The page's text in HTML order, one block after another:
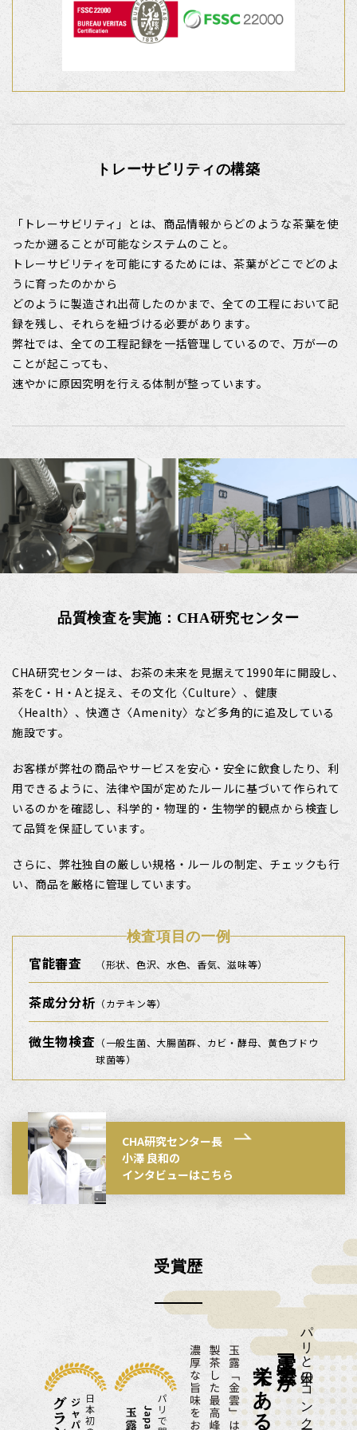
トレーサビリティの構築
「トレーサビリティ」とは、商品情報からどのような茶葉を使
ったか遡ることが可能なシステムのこと。
トレーサビリティを可能にするためには、茶葉がどこでどのよ
うに育ったのかから
どのように製造され出荷したのかまで、全ての工程において記
録を残し、それらを紐づける必要があります。
弊社では、全ての工程記録を一括管理しているので、万が一の
ことが起こっても、
速やかに原因究明を行える体制が整っています。
品質検査を実施：CHA研究センター
CHA研究センターは、お茶の未来を見据えて1990年に開設し、
茶をC・H・Aと捉え、その文化〈Culture〉、 健康
〈Health〉、快適さ〈Amenity〉など多角的に追及している
施設です。
お客様が弊社の商品やサービスを安心・安全に飲食したり、利
用できるように、 法律や国が定めたルールに基づいて作られて
いるのかを確認し、科学的・物理的・生物学的観点から検査し
て品質を保証しています。
さらに、弊社独自の厳しい規格・ルールの制定、チェックも行
い、商品を厳格に管理しています。
検査項目の一例
官能審査 （形状、色沢、水色、 香気、滋味等）
茶成分分析 （カテキン等）
微生物検査 （一般生菌、大腸菌群、カビ・ 酵母、黄色ブドウ
球菌等）
CHA研究センター長
小澤 良和の
インタビューはこちら
受賞歴
パリと日本のコンクールで
が